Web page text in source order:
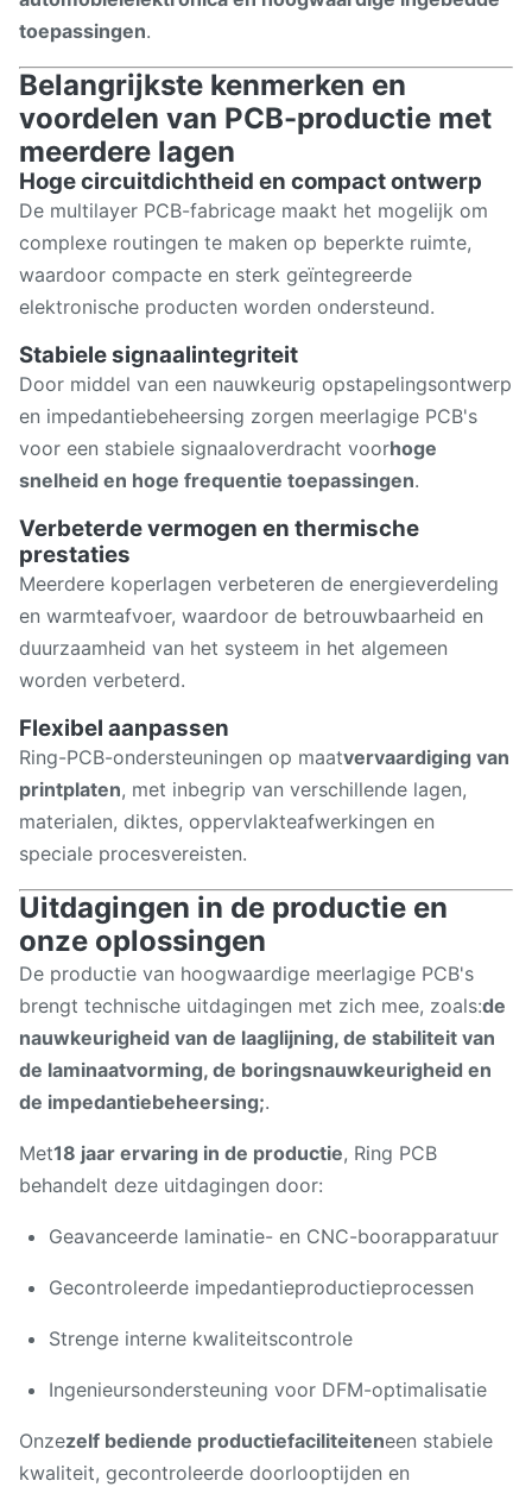
toepassingen.
Belangrijkste kenmerken en
voordelen van PCB-productie met
meerdere lagen
Hoge circuitdichtheid en compact ontwerp
De multilayer PCB-fabricage maakt het mogelijk om
complexe routingen te maken op beperkte ruimte,
waardoor compacte en sterk geïntegreerde
elektronische producten worden ondersteund.
Stabiele signaalintegriteit
Door middel van een nauwkeurig opstapelingsontwerp
en impedantiebeheersing zorgen meerlagige PCB's
voor een stabiele signaaloverdracht voorhoge
snelheid en hoge frequentie toepassingen.
Verbeterde vermogen en thermische
prestaties
Meerdere koperlagen verbeteren de energieverdeling
en warmteafvoer, waardoor de betrouwbaarheid en
duurzaamheid van het systeem in het algemeen
worden verbeterd.
Flexibel aanpassen
Ring-PCB-ondersteuningen op maatvervaardiging van
printplaten, met inbegrip van verschillende lagen,
materialen, diktes, oppervlakteafwerkingen en
speciale procesvereisten.
Uitdagingen in de productie en
onze oplossingen
De productie van hoogwaardige meerlagige PCB's
brengt technische uitdagingen met zich mee, zoals:de
nauwkeurigheid van de laaglijning, de stabiliteit van
de laminaatvorming, de boringsnauwkeurigheid en
de impedantiebeheersing;.
Met18 jaar ervaring in de productie, Ring PCB
behandelt deze uitdagingen door:
Geavanceerde laminatie- en CNC-boorapparatuur
Gecontroleerde impedantieproductieprocessen
Strenge interne kwaliteitscontrole
Ingenieursondersteuning voor DFM-optimalisatie
Onzezelf bediende productiefaciliteiteneen stabiele
kwaliteit, gecontroleerde doorlooptijden en